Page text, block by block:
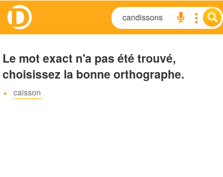
Le mot exact n'a pas été trouvé,
choisissez la bonne orthographe.
caisson